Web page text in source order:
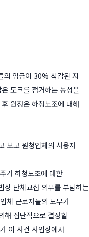
의 임금이 30% 삭감된 지
도크를 점거하는 농성을
원청은 하청노조에 대해
보고 원청업체의 사용자
가 하청노조에 대한
상 단체교섭 의무를 부담하는
체 근로자들의 노무가
해 집단적으로 결정할
이 사건 사업장에서